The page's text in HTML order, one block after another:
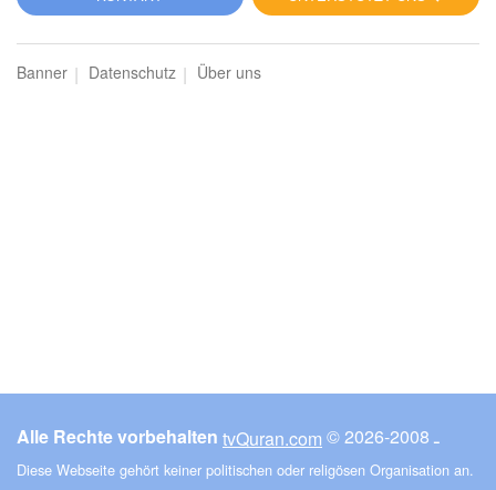
Banner Datenschutz Über uns
Alle Rechte vorbehalten tvQuran.com © ـ 2008-2026
Diese Webseite gehört keiner politischen oder religösen Organisation an.